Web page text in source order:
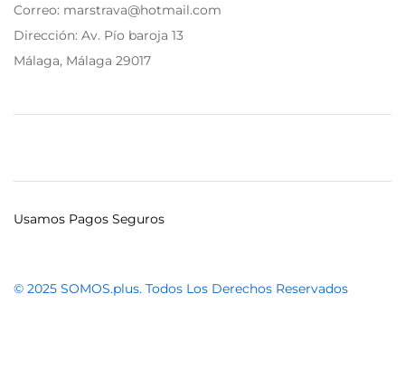
Correo: marstrava@hotmail.com
Dirección: Av. Pío baroja 13
Málaga, Málaga 29017
© 2025 SOMOS.plus. Todos Los Derechos Reservados
Usamos Pagos Seguros